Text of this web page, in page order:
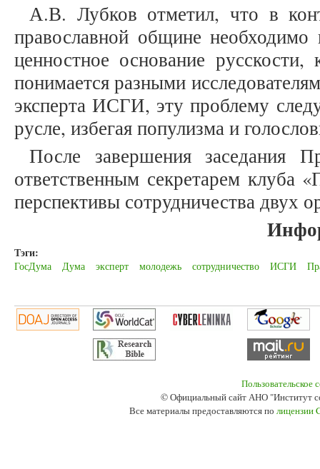
А.В. Лубков отметил, что в
православной общине необходимо
ценностное основание русскости,
понимается разными
эксперта ИСГИ, эту проблему
русле, избегая популизма и
После завершения заседания
ответственным секретарем клуба
перспективы сотрудничества двух
Тэги:
ГосДума Дума эксперт молодежь сотрудничество ИСГИ
Пользовательское
© Официальный сайт АНО "Институт
Все материалы предоставляются по лицензии